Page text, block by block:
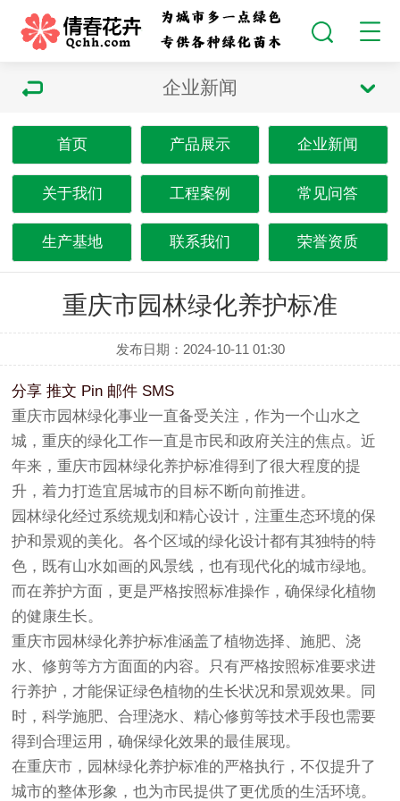
企业新闻
首页 产品展示 企业新闻
关于我们 工程案例 常见问答
生产基地 联系我们 荣誉资质
重庆市园林绿化养护标准
发布日期：2024-10-11 01:30
分享 推文 Pin 邮件 SMS
重庆市园林绿化事业一直备受关注，作为一个山水之
城，重庆的绿化工作一直是市民和政府关注的焦点。近
年来，重庆市园林绿化养护标准得到了很大程度的提
升，着力打造宜居城市的目标不断向前推进。
园林绿化经过系统规划和精心设计，注重生态环境的保
护和景观的美化。各个区域的绿化设计都有其独特的特
色，既有山水如画的风景线，也有现代化的城市绿地。
而在养护方面，更是严格按照标准操作，确保绿化植物
的健康生长。
重庆市园林绿化养护标准涵盖了植物选择、施肥、浇
水、修剪等方方面面的内容。只有严格按照标准要求进
行养护，才能保证绿色植物的生长状况和景观效果。同
时，科学施肥、合理浇水、精心修剪等技术手段也需要
得到合理运用，确保绿化效果的最佳展现。
在重庆市，园林绿化养护标准的严格执行，不仅提升了
城市的整体形象，也为市民提供了更优质的生活环境。